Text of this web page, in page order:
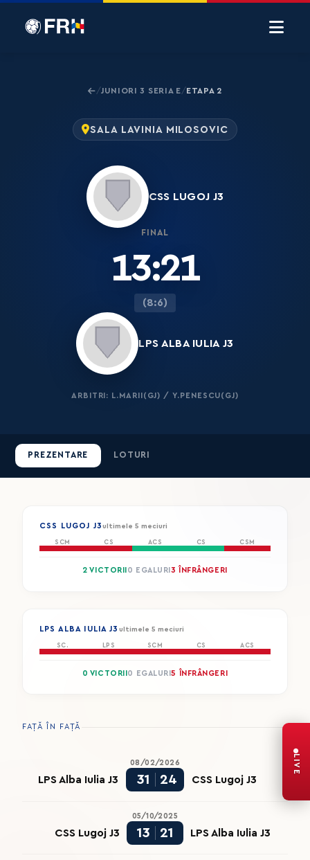
/JUNIORI 3 SERIA E/ETAPA 2
SALA LAVINIA MILOSOVIC
CSS LUGOJ J3
FINAL
13:21
(8:6)
LPS ALBA IULIA J3
ARBITRI: L.MARII(GJ) / Y.PENESCU(GJ)
PREZENTARE LOTURI
CSS LUGOJ J3 ultimele 5 meciuri
SCM CS ACS CS CSM
2 VICTORII 0 EGALURI 3 ÎNFRÂNGERI
LPS ALBA IULIA J3 ultimele 5 meciuri
SC. LPS SCM CS ACS
0 VICTORII 0 EGALURI5 ÎNFRÂNGERI
FAȚĂ ÎN FAȚĂ
08/02/2026
LPS Alba Iulia J3 31 24 CSS Lugoj J3
05/10/2025
CSS Lugoj J3 13 21 LPS Alba Iulia J3
LIVE